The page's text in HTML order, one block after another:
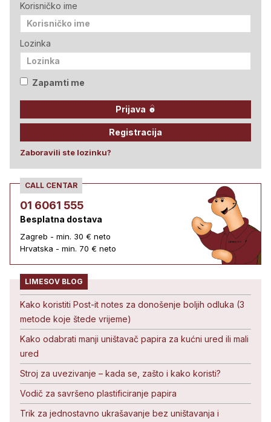
Korisničko ime
Lozinka
Zapamti me
Prijava
Registracija
Zaboravili ste lozinku?
CALL CENTAR
01 6061 555
Besplatna dostava
Zagreb - min. 30 € neto
Hrvatska - min. 70 € neto
LIMESOV BLOG
Kako koristiti Post-it notes za donošenje boljih odluka (3
metode koje štede vrijeme)
Kako odabrati manji uništavač papira za kućni ured ili mali
ured
Stroj za uvezivanje – kada se, zašto i kako koristi?
Vodič za savršeno plastificiranje papira
Trik za jednostavno ukrašavanje bez uništavanja i